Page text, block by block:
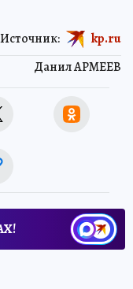
Данил АРМЕЕВ
Источник: kp.ru